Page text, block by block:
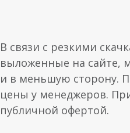
В связи с резкими
выложенные на сайте,
и в меньшую сторону.
цены у менеджеров.
публичной офертой.